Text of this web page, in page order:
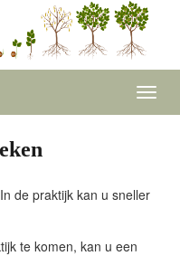
de praktijk kan u sneller
te komen, kan u een